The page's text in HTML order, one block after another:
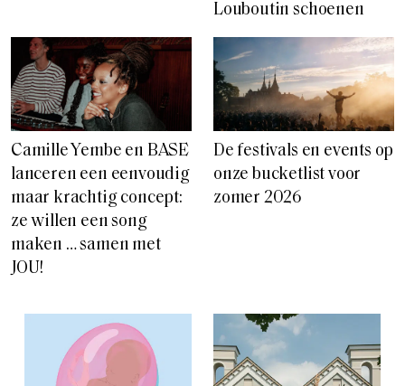
Louboutin schoenen
Camille Yembe en BASE
lanceren een eenvoudig
maar krachtig concept:
ze willen een song
maken … samen met
JOU!
De festivals en events op
onze bucketlist voor
zomer 2026